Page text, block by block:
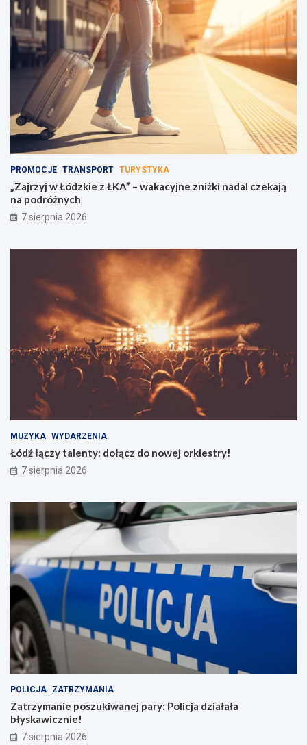
PROMOCJE TRANSPORT TURYSTYKA
„Zajrzyj w Łódzkie z ŁKA” – wakacyjne zniżki nadal czekają
na podróżnych
7 sierpnia 2026
MUZYKA WYDARZENIA
Łódź łączy talenty: dołącz do nowej orkiestry!
7 sierpnia 2026
POLICJA ZATRZYMANIA
Zatrzymanie poszukiwanej pary: Policja działała
błyskawicznie!
7 sierpnia 2026